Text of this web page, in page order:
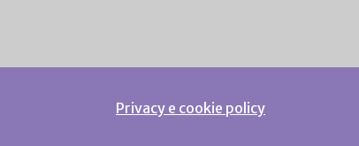
Privacy e cookie policy